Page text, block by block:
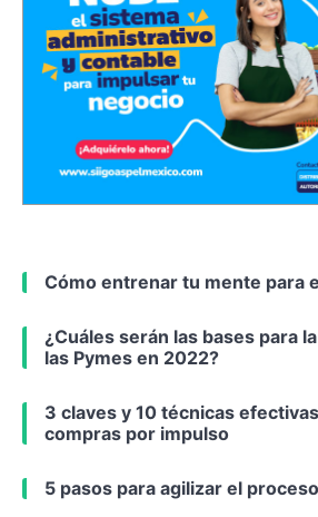
Cómo entrenar tu mente para
¿Cuáles serán las bases para
las Pymes en 2022?
3 claves y 10 técnicas
compras por impulso
5 pasos para agilizar el